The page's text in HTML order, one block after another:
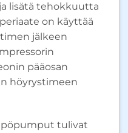
lisätä tehokkuutta
on käyttää
jälkeen
pääosan
höyrystimeen
tulivat